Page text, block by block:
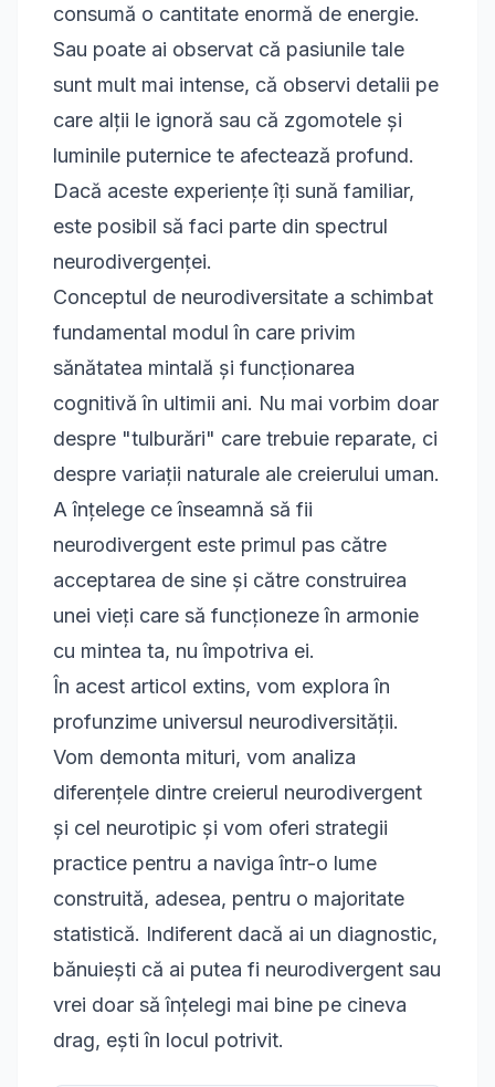
consumă o cantitate enormă de energie.
Sau poate ai observat că pasiunile tale
sunt mult mai intense, că observi detalii pe
care alții le ignoră sau că zgomotele și
luminile puternice te afectează profund.
Dacă aceste experiențe îți sună familiar,
este posibil să faci parte din spectrul
neurodivergenței.
Conceptul de neurodiversitate a schimbat
fundamental modul în care privim
sănătatea mintală și funcționarea
cognitivă în ultimii ani. Nu mai vorbim doar
despre "tulburări" care trebuie reparate, ci
despre variații naturale ale creierului uman.
A înțelege ce înseamnă să fii
neurodivergent este primul pas către
acceptarea de sine și către construirea
unei vieți care să funcționeze în armonie
cu mintea ta, nu împotriva ei.
În acest articol extins, vom explora în
profunzime universul neurodiversității.
Vom demonta mituri, vom analiza
diferențele dintre creierul neurodivergent
și cel neurotipic și vom oferi strategii
practice pentru a naviga într-o lume
construită, adesea, pentru o majoritate
statistică. Indiferent dacă ai un diagnostic,
bănuiești că ai putea fi neurodivergent sau
vrei doar să înțelegi mai bine pe cineva
drag, ești în locul potrivit.